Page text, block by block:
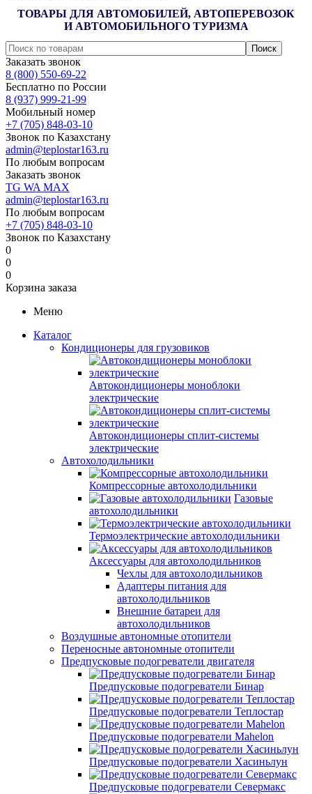
ТОВАРЫ ДЛЯ АВТОМОБИЛЕЙ, АВТОПЕРЕВОЗОК
И АВТОМОБИЛЬНОГО ТУРИЗМА
Заказать звонок
8 (800) 550-69-22
Бесплатно по России
8 (937) 999-21-99
Мобильный номер
+7 (705) 848-03-10
Звонок по Казахстану
admin@teplostar163.ru
По любым вопросам
Заказать звонок
TG WA MAX
admin@teplostar163.ru
По любым вопросам
+7 (705) 848-03-10
Звонок по Казахстану
0
0
0
Корзина заказа
Меню
Каталог
Кондиционеры для грузовиков
Автокондиционеры моноблоки
электрические
Автокондиционеры сплит-системы
электрические
Автохолодильники
Компрессорные автохолодильники
Газовые
автохолодильники
Термоэлектрические автохолодильники
Аксессуары для автохолодильников
Чехлы для автохолодильников
Адаптеры питания для
автохолодильников
Внешние батареи для
автохолодильников
Воздушные автономные отопители
Переносные автономные отопители
Предпусковые подогреватели двигателя
Предпусковые подогреватели Бинар
Предпусковые подогреватели Теплостар
Предпусковые подогреватели Mahelon
Предпусковые подогреватели Хасиньлун
Предпусковые подогреватели Севермакс